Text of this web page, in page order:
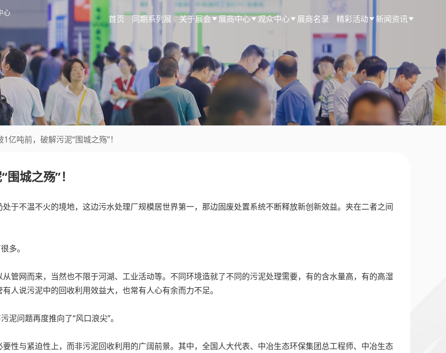
心
首页 同期系列展 关于展会 展商中心 观众中心 展商名录 精彩活动 新闻资讯
亿吨前，破解污泥“围城之殇”！
城之殇”！
于不温不火的境地，这边污水处理厂规模居世界第一，那边固废处置系统不断释放新创新效益。夹在二者之间
多。
管网而来，当然也不限于河湖、工业活动等。不同环境造就了不同的污泥处理需要，有的含水量高，有的高湿
人说污泥中的回收利用效益大，也常有人心有余而力不足。
泥问题再度推向了“风口浪尖”。
性与紧迫性上，而非污泥回收利用的广阔前景。其中，全国人大代表、中冶生态环保集团总工程师、中冶生态